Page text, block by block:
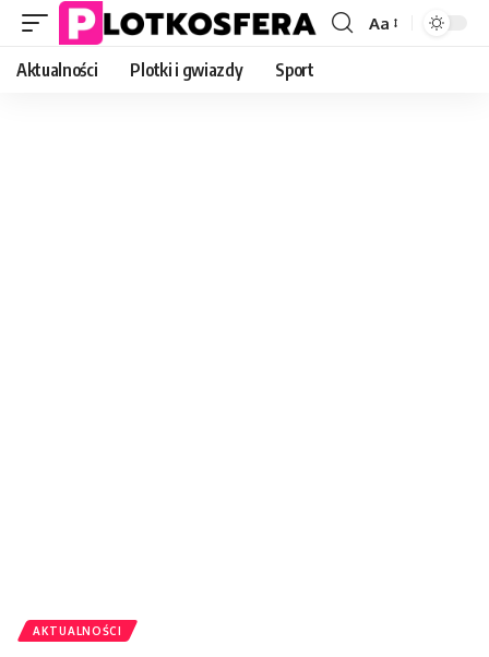
Font
Aa
Aktualności Plotki i gwiazdy Sport
AKTUALNOŚCI